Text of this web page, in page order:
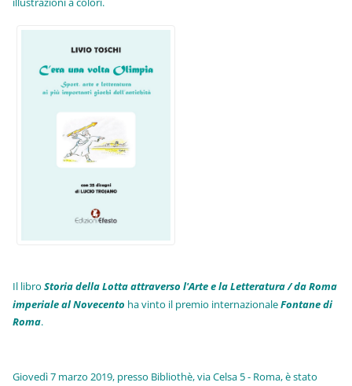
Il libroStoria della Lotta attraverso l'Arte e la Letteratura / da Roma
imperiale al Novecento ha vinto il premio internazionaleFontane di
Roma.
Giovedì 7 marzo 2019, presso Bibliothè, via Celsa 5 - Roma, è stato